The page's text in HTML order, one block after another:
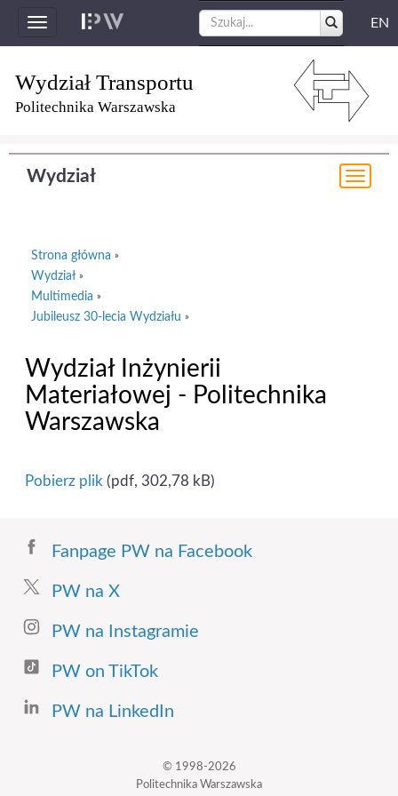
Toggle
navigation
EN
Wydział Transportu
Politechnika Warszawska
Wydział
Strona główna »
Wydział »
Multimedia »
Jubileusz 30-lecia Wydziału »
Wydział Inżynierii
Materiałowej - Politechnika
Warszawska
Pobierz plik (pdf, 302,78 kB)
Fanpage PW na Facebook
PW na X
PW na Instagramie
PW on TikTok
PW na LinkedIn
© 1998-2026
Politechnika Warszawska